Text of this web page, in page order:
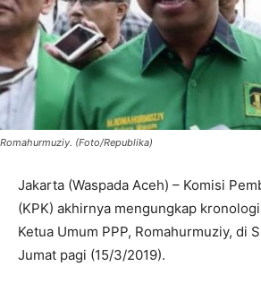
Romahurmuziy. (Foto/Republika)
Jakarta (Waspada Aceh) – Komisi
(KPK) akhirnya mengungkap
Ketua Umum PPP, Romahurmuziy, di
Jumat pagi (15/3/2019).